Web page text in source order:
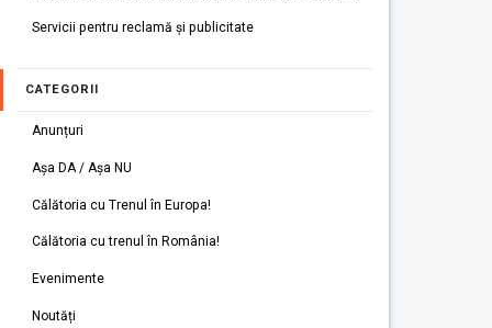
Servicii pentru reclamă și publicitate
CATEGORII
Anunțuri
Așa DA / Așa NU
Călătoria cu Trenul în Europa!
Călătoria cu trenul în România!
Evenimente
Noutăți